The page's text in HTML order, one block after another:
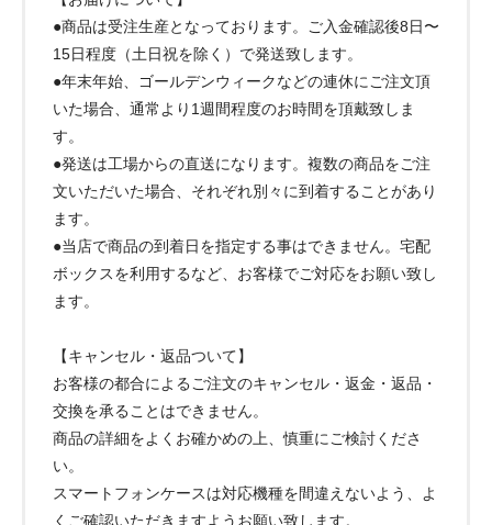
●商品は受注生産となっております。ご入金確認後8日〜
15日程度（土日祝を除く）で発送致します。
●年末年始、ゴールデンウィークなどの連休にご注文頂
いた場合、通常より1週間程度のお時間を頂戴致しま
す。
●発送は工場からの直送になります。複数の商品をご注
文いただいた場合、それぞれ別々に到着することがあり
ます。
●当店で商品の到着日を指定する事はできません。宅配
ボックスを利用するなど、お客様でご対応をお願い致し
ます。
【キャンセル・返品ついて】
お客様の都合によるご注文のキャンセル・返金・返品・
交換を承ることはできません。
商品の詳細をよくお確かめの上、慎重にご検討くださ
い。
スマートフォンケースは対応機種を間違えないよう、よ
くご確認いただきますようお願い致します。